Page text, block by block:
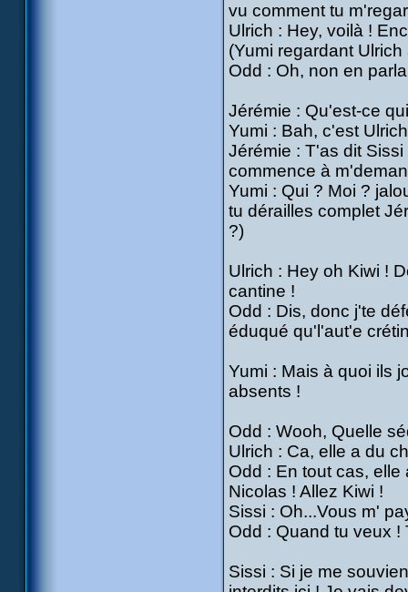
vu comment tu
Ulrich : Hey, voilà !
(Yumi regardant
Odd : Oh, non en
Jérémie : Qu'est-ce
Yumi : Bah, c'est
Jérémie : T'as dit
commence à
Yumi : Qui ? Moi ?
tu dérailles complet
?)
Ulrich : Hey oh Kiwi !
cantine !
Odd : Dis, donc j'te
éduqué qu'l'aut'e
Yumi : Mais à quoi ils
absents !
Odd : Wooh, Quelle
Ulrich : Ca, elle a du
Odd : En tout cas,
Nicolas ! Allez Kiwi !
Sissi : Oh...Vous m'
Odd : Quand tu veux
Sissi : Si je me